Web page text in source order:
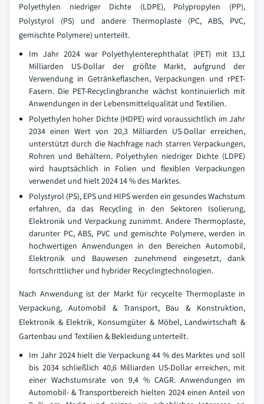
Polyethylen niedriger Dichte (LDPE), Polypropylen (PP),
Polystyrol (PS) und andere Thermoplaste (PC, ABS, PVC,
gemischte Polymere) unterteilt.
Im Jahr 2024 war Polyethylenterephthalat (PET) mit 13,1
Milliarden US-Dollar der größte Markt, aufgrund der
Verwendung in Getränkeflaschen, Verpackungen und rPET-
Fasern. Die PET-Recyclingbranche wächst kontinuierlich mit
Anwendungen in der Lebensmittelqualität und Textilien.
Polyethylen hoher Dichte (HDPE) wird voraussichtlich im Jahr
2034 einen Wert von 20,3 Milliarden US-Dollar erreichen,
unterstützt durch die Nachfrage nach starren Verpackungen,
Rohren und Behältern. Polyethylen niedriger Dichte (LDPE)
wird hauptsächlich in Folien und flexiblen Verpackungen
verwendet und hielt 2024 14 % des Marktes.
Polystyrol (PS), EPS und HIPS werden ein gesundes Wachstum
erfahren, da das Recycling in den Sektoren Isolierung,
Elektronik und Verpackung zunimmt. Andere Thermoplaste,
darunter PC, ABS, PVC und gemischte Polymere, werden in
hochwertigen Anwendungen in den Bereichen Automobil,
Elektronik und Bauwesen zunehmend eingesetzt, dank
fortschrittlicher und hybrider Recyclingtechnologien.
Nach Anwendung ist der Markt für recycelte Thermoplaste in
Verpackung, Automobil & Transport, Bau & Konstruktion,
Elektronik & Elektrik, Konsumgüter & Möbel, Landwirtschaft &
Gartenbau und Textilien & Bekleidung unterteilt.
Im Jahr 2024 hielt die Verpackung 44 % des Marktes und soll
bis 2034 schließlich 40,6 Milliarden US-Dollar erreichen, mit
einer Wachstumsrate von 9,4 % CAGR. Anwendungen im
Automobil- & Transportbereich hielten 2024 einen Anteil von